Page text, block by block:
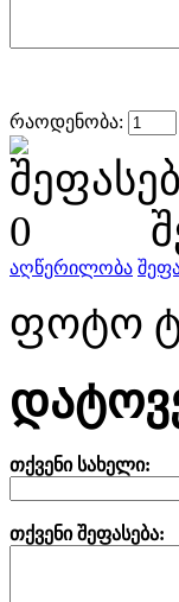
რაოდენობა:
აღწერილობა
ფოტო
თქვენი სახელი:
თქვენი შეფასება: